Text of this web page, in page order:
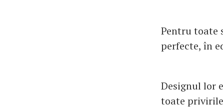
Pentru toate
perfecte, în
Designul lor
toate